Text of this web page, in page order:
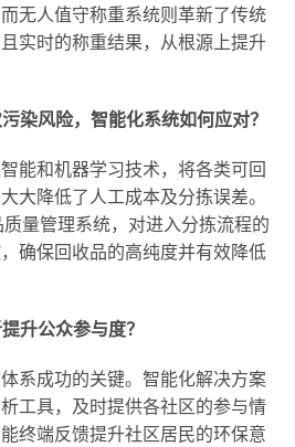
无人值守称重系统则革新了传统
实时的称重结果，从根源上提升
染风险，智能化系统如何应对？
能和机器学习技术，将各类可回
大降低了人工成本及分拣误差。
量管理系统，对进入分拣流程的
确保回收品的高纯度并有效降低
升公众参与度？
系成功的关键。智能化解决方案
工具，及时提供各社区的参与情
终端反馈提升社区居民的环保意